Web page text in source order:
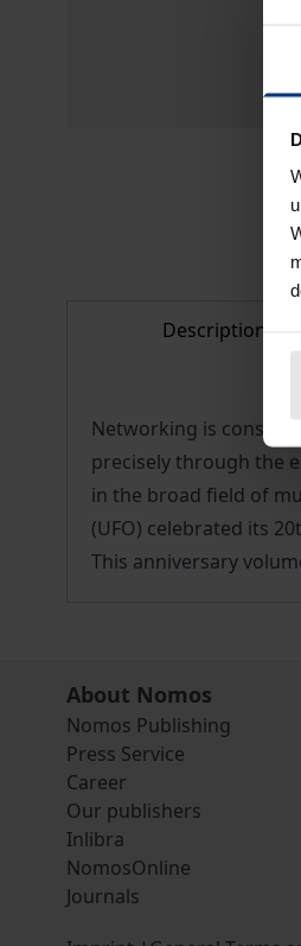
Description
Networking is
precisely through the
in the broad field of
(UFO) celebrated its
This anniversary
About Nomos
Nomos Publishing
Press Service
Career
Our publishers
Inlibra
NomosOnline
Journals